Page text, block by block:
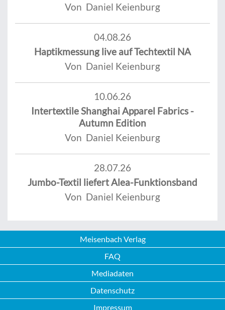
Von Daniel Keienburg
04.08.26
Haptikmessung live auf Techtextil NA
Von Daniel Keienburg
10.06.26
Intertextile Shanghai Apparel Fabrics -
Autumn Edition
Von Daniel Keienburg
28.07.26
Jumbo-Textil liefert Alea-Funktionsband
Von Daniel Keienburg
Meisenbach Verlag
FAQ
Mediadaten
Datenschutz
Impressum